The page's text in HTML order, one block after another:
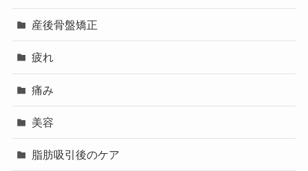
産後骨盤矯正
疲れ
痛み
美容
脂肪吸引後のケア